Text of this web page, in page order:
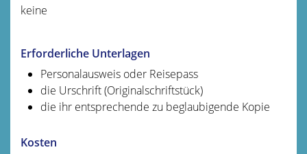
keine
Erforderliche Unterlagen
Personalausweis oder Reisepass
die Urschrift (Originalschriftstück)
die ihr entsprechende zu beglaubigende Kopie
Kosten